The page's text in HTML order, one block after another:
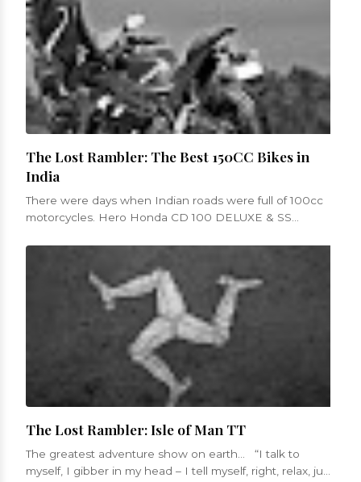
The Lost Rambler: The Best 150CC Bikes in
India
There were days when Indian roads were full of 100cc
motorcycles. Hero Honda CD 100 DELUXE & SS
The Lost Rambler: Isle of Man TT
The greatest adventure show on earth... “I talk to
myself, I gibber in my head – I tell myself, right, relax, just